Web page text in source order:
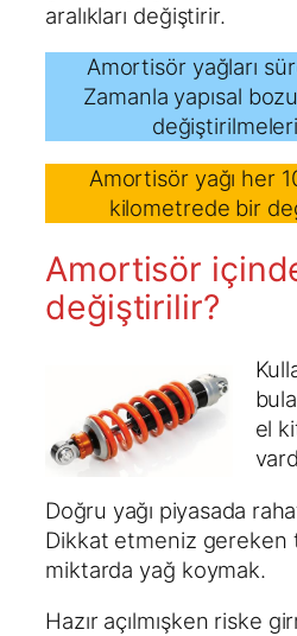
aralıkları değiştirir.
Amortisör yağları
Zamanla yapısal
Amortisör yağı her
kilometrede bir
Amortisör
değiştirilir?
el
Doğru yağı piyasada
Dikkat etmeniz gereken
miktarda yağ koymak.
Hazır açılmışken riske